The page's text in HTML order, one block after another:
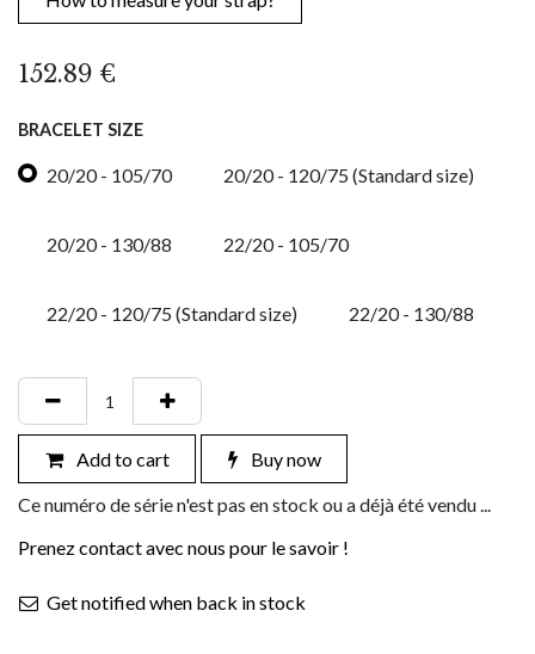
152.89 €
BRACELET SIZE
20/20 - 105/70 20/20 - 120/75 (Standard size)
20/20 - 130/88 22/20 - 105/70
22/20 - 120/75 (Standard size) 22/20 - 130/88
Add to cart Buy now
Ce numéro de série n'est pas en stock ou a déjà été vendu ...
Prenez contact avec nous pour le savoir !
Get notified when back in stock